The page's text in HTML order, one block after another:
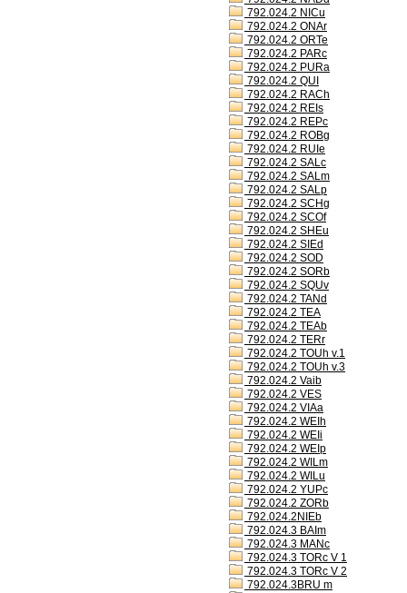
792.024.2 NICu
792.024.2 ONAr
792.024.2 ORTe
792.024.2 PARc
792.024.2 PURa
792.024.2 QUI
792.024.2 RACh
792.024.2 REIs
792.024.2 REPc
792.024.2 ROBg
792.024.2 RUIe
792.024.2 SALc
792.024.2 SALm
792.024.2 SALp
792.024.2 SCHg
792.024.2 SCOf
792.024.2 SHEu
792.024.2 SIEd
792.024.2 SOD
792.024.2 SORb
792.024.2 SQUv
792.024.2 TANd
792.024.2 TEA
792.024.2 TEAb
792.024.2 TERr
792.024.2 TOUh v.1
792.024.2 TOUh v.3
792.024.2 Vaib
792.024.2 VES
792.024.2 VIAa
792.024.2 WEIh
792.024.2 WEIi
792.024.2 WEIp
792.024.2 WILm
792.024.2 WILu
792.024.2 YUPc
792.024.2 ZORb
792.024.2NIEb
792.024.3 BAIm
792.024.3 MANc
792.024.3 TORc V 1
792.024.3 TORc V 2
792.024.3BRU m